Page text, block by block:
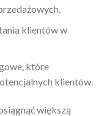
klientów w
które
klientów.
większą